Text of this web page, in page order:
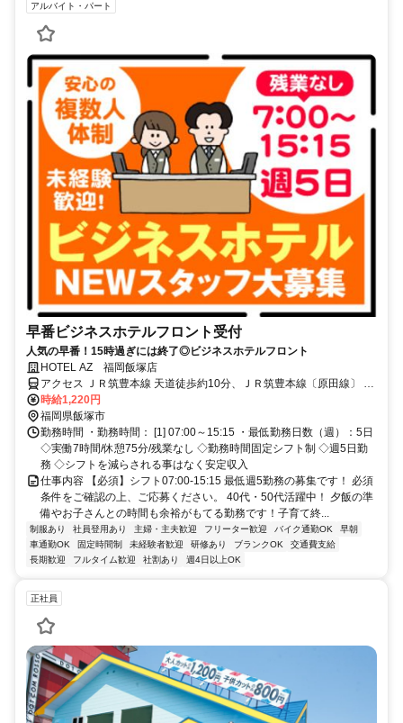
アルバイト・パート
早番ビジネスホテルフロント受付
人気の早番！15時過ぎには終了◎ビジネスホテルフロント
HOTEL AZ 福岡飯塚店
アクセス ＪＲ筑豊本線 天道徒歩約10分、ＪＲ筑豊本線〔原田線〕 桂
川（福岡県）北口徒歩約27分、ＪＲ篠栗線〔福北ゆたか線〕 桂川
（福岡県）北口徒歩約27分 R福北ゆたか線「天道駅」より車で約4分
時給1,220円
福岡県飯塚市
勤務時間 ・勤務時間： [1] 07:00～15:15 ・最低勤務日数（週）：5日
◇実働7時間/休憩75分/残業なし ◇勤務時間固定シフト制 ◇週5日勤
務 ◇シフトを減らされる事はなく安定収入
仕事内容 【必須】シフト07:00-15:15 最低週5勤務の募集です！ 必須
条件をご確認の上、ご応募ください。 40代・50代活躍中！ 夕飯の準
備やお子さんとの時間も余裕がもてる勤務です！子育て終...
制服あり 社員登用あり 主婦・主夫歓迎 フリーター歓迎 バイク通勤OK
早朝
車通勤OK
固定時間制 未経験者歓迎 研修あり ブランクOK
交通費支給
長期歓迎
フルタイム歓迎 社割あり 週4日以上OK
正社員